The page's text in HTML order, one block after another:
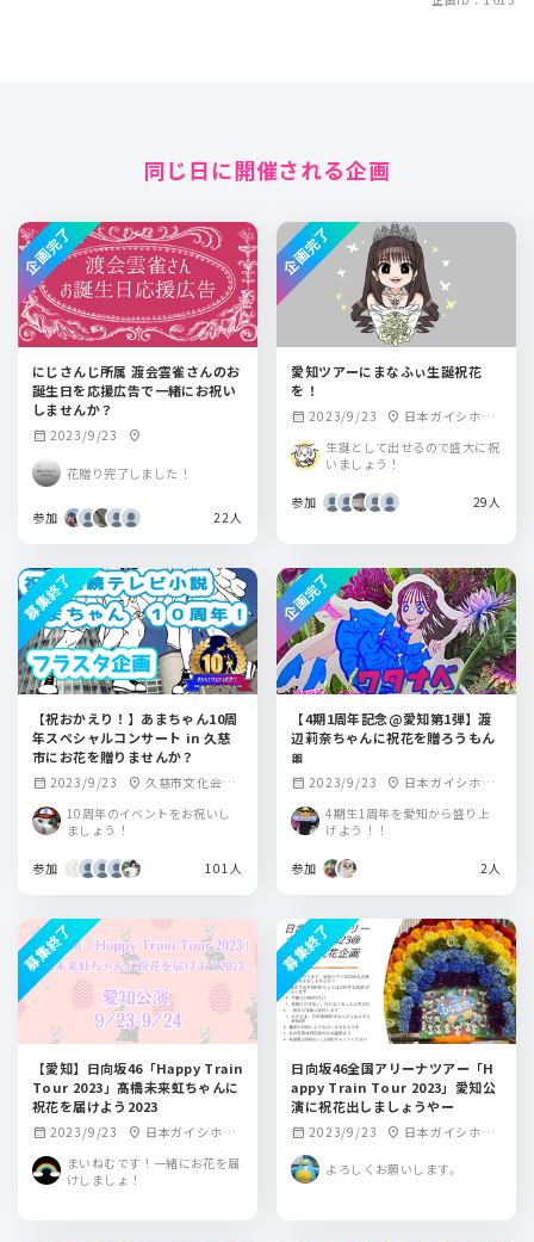
同じ日に開催される企画
にじさんじ所属 渡会雲雀さんのお
誕生日を応援広告で一緒にお祝い
しませんか？
calendar_month 2023/9/23 location_on
花贈り完了しました！
参加 22人
企画完了
愛知ツアーにまなふぃ生誕祝花
を！
calendar_month 2023/9/23 location_on 日本ガイシホー
生誕として出せるので盛大に祝
いましょう！
参加 29人
企画完了
【祝おかえり！】あまちゃん10周
年スペシャルコンサート in 久慈
市にお花を贈りませんか？
calendar_month 2023/9/23 location_on 久慈市文化会館
10周年のイベントをお祝いし
ましょう！
参加 101人
募集終了
【4期1周年記念@愛知第1弾】渡
辺莉奈ちゃんに祝花を贈ろうもん
🎀
calendar_month 2023/9/23 location_on 日本ガイシホー
4期生1周年を愛知から盛り上
げよう！！
参加 2人
企画完了
【愛知】日向坂46「Happy Train
Tour 2023」髙橋未来虹ちゃんに
祝花を届けよう2023
calendar_month 2023/9/23 location_on 日本ガイシホー
まいねむです！一緒にお花を届
けしましょ！
募集終了
日向坂46全国アリーナツアー「H
appy Train Tour 2023」愛知公
演に祝花出しましょうやー
calendar_month 2023/9/23 location_on 日本ガイシホー
よろしくお願いします。
募集終了